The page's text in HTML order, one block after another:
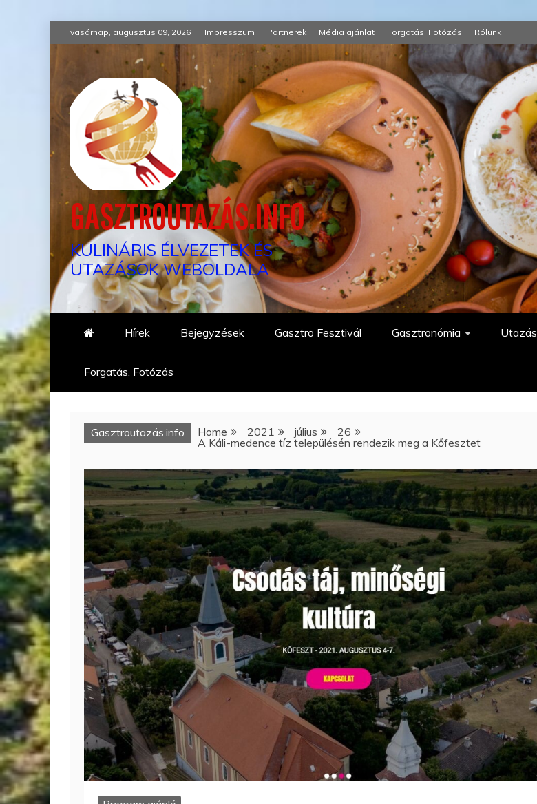
to
vasárnap, augusztus 09, 2026 Impresszum Partnerek Média ajánlat Forgatás, Fotózás Rólunk
GASZTROUTAZÁS.INFO
KULINÁRIS ÉLVEZETEK ÉS
UTAZÁSOK WEBOLDALA
Hírek Bejegyzések Gasztro Fesztivál Gasztronómia Utazás
Forgatás, Fotózás
Gasztroutazás.info Home 2021 július
26
A Káli-medence tíz településén rendezik meg a Kőfesztet